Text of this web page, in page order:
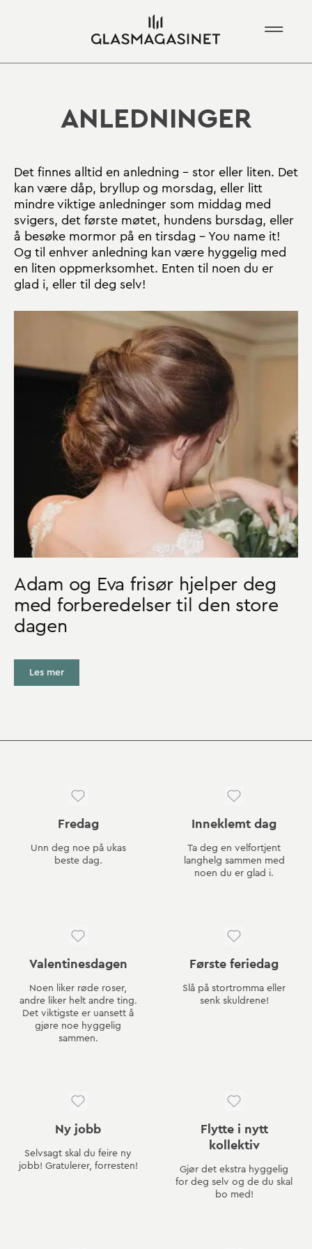
ANLEDNINGER
Det finnes alltid en anledning – stor eller liten. Det
kan være dåp, bryllup og morsdag, eller litt
mindre viktige anledninger som middag med
svigers, det første møtet, hundens bursdag, eller
å besøke mormor på en tirsdag – You name it!
Og til enhver anledning kan være hyggelig med
en liten oppmerksomhet. Enten til noen du er
glad i, eller til deg selv!
Adam og Eva frisør hjelper deg
med forberedelser til den store
dagen
Les mer
Fredag
Unn deg noe på ukas
beste dag.
Inneklemt dag
Ta deg en velfortjent
langhelg sammen med
noen du er glad i.
Valentinesdagen
Noen liker røde roser,
andre liker helt andre ting.
Det viktigste er uansett å
gjøre noe hyggelig
sammen.
Første feriedag
Slå på stortromma eller
senk skuldrene!
Ny jobb
Selvsagt skal du feire ny
jobb! Gratulerer, forresten!
Flytte i nytt
kollektiv
Gjør det ekstra hyggelig
for deg selv og de du skal
bo med!